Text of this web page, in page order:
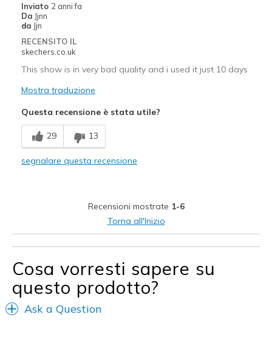
Inviato 2 anni fa
Da Jjnn
da Jjn
RECENSITO IL
skechers.co.uk
This show is in very bad quality and i used it just 10 days
Mostra traduzione
Questa recensione è stata utile?
29 13
segnalare questa recensione
Recensioni mostrate 1-6
Torna all'Inizio
Cosa vorresti sapere su
questo prodotto?
Ask a Question